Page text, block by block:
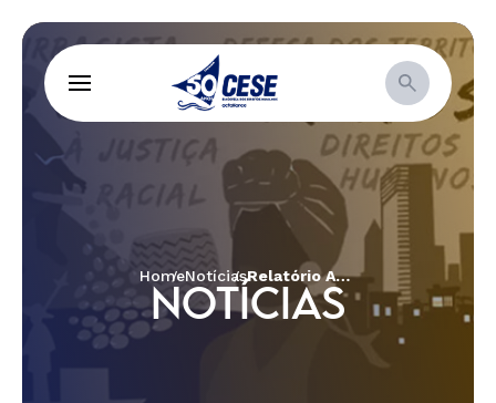
HomeNotícias Relatório Anual de Atividades CESE 2017
NOTÍCIAS